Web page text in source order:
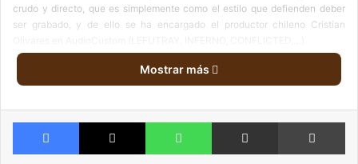
crudo y directo, que es simplemente como el estilo que defienden deber
ser grabado, y de ello se ha encargado el productor chileno Cristian
Hell on Earth ”,y nada mejor que comenzar con
desde el inicio del cd nos muestra el cuarteto lo que son capaces de hacer.
Por la misma senda discurren los tres siguientes cortes “Guilty Ones”,
“Dramatic Words” y “Apophis – Killer Asteriod”, temas de muchos quilates
observamos en las tres primeras pistas, Thrash Metal de corte pesado y
Mostrar más
Facebook X WhatsApp Compartir via email